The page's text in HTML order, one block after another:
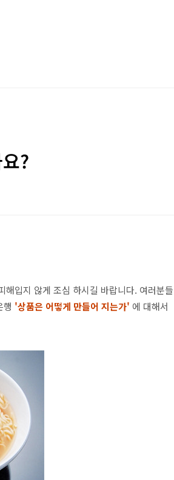
?
입지 않게 조심 하시길 바랍니다. 여러분들
행 '상품은 어떻게 만들어 지는가' 에 대해서